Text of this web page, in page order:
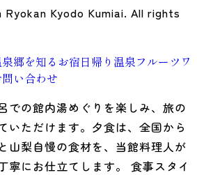
Ryokan Kyodo Kumiai. All rights
郷を知る お宿日帰り温泉フルーツ ワ
問い合わせ
での館内湯めぐりを楽しみ、旅の
いただけます。夕食は、全国から
山梨自慢の食材を、当館料理人が
寧にお仕立てします。 食事スタイ